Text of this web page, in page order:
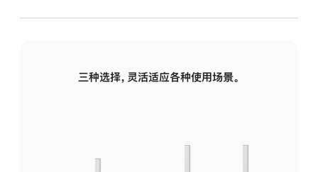
三种选择，灵活适应各种使用场景。